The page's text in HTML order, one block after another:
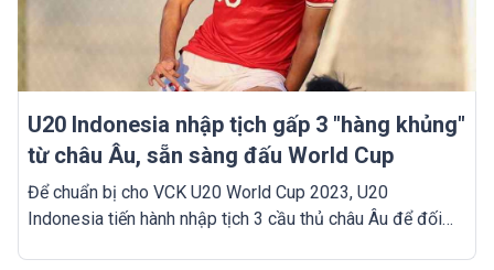
U20 Indonesia nhập tịch gấp 3 "hàng khủng"
từ châu Âu, sẵn sàng đấu World Cup
Để chuẩn bị cho VCK U20 World Cup 2023, U20
Indonesia tiến hành nhập tịch 3 cầu thủ châu Âu để đối